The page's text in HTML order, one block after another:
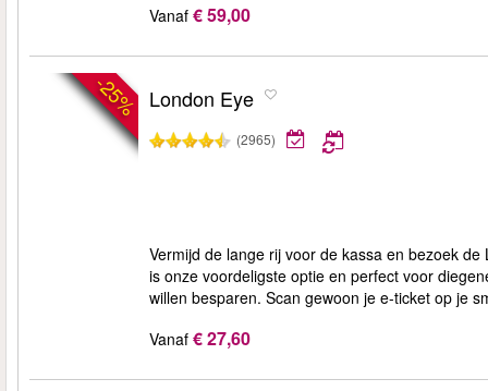
Vanaf € 59,00
-25% London Eye
(2965)
Vermijd de lange rij voor de kassa en bezoek
is onze voordeligste optie en perfect voor
willen besparen. Scan gewoon je e-ticket op je
Vanaf € 27,60